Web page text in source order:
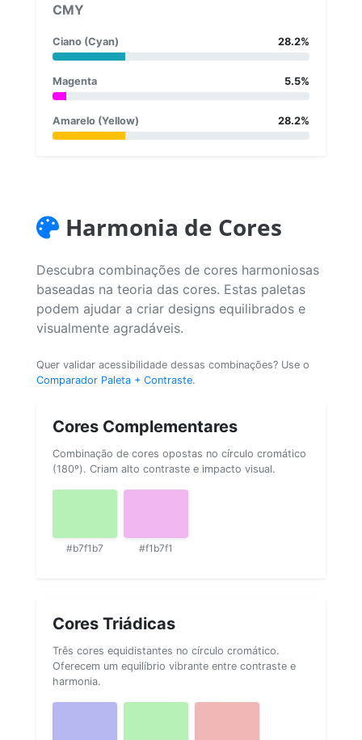
CMY
Ciano (Cyan) 28.2%
Magenta 5.5%
Amarelo (Yellow) 28.2%
Harmonia de Cores
Descubra combinações de cores harmoniosas
baseadas na teoria das cores. Estas paletas
podem ajudar a criar designs equilibrados e
visualmente agradáveis.
Quer validar acessibilidade dessas combinações? Use o
Comparador Paleta + Contraste.
Cores Complementares
Combinação de cores opostas no círculo cromático
(180º). Criam alto contraste e impacto visual.
#b7f1b7 #f1b7f1
Cores Triádicas
Três cores equidistantes no círculo cromático.
Oferecem um equilíbrio vibrante entre contraste e
harmonia.